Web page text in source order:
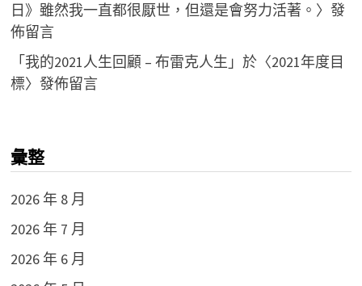
日》雖然我一直都很厭世，但還是會努力活著。 〉發
佈留言
「我的2021人生回顧 – 布雷克人生 」於〈2021年度目
標〉發佈留言
彙整
2026 年 8 月
2026 年 7 月
2026 年 6 月